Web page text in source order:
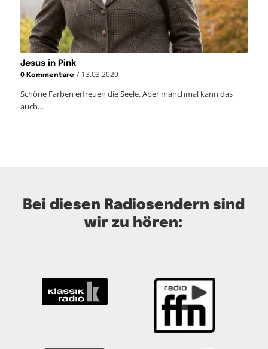
Jesus in Pink
0 Kommentare / 13.03.2020
Schöne Farben erfreuen die Seele. Aber manchmal kann das
auch…
Bei diesen Radiosendern sind
wir zu hören: